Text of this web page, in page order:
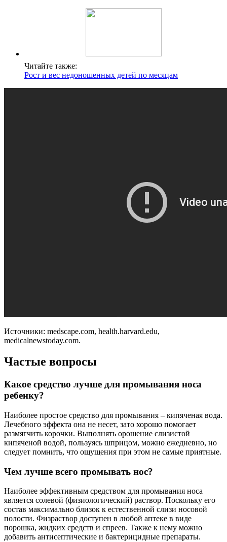
Читайте также:
Рост и вес недоношенных детей по месяцам
Источники: medscape.com, health.harvard.edu,
medicalnewstoday.com.
Частые вопросы
Какое средство лучше для промывания носа
ребенку?
Наиболее простое средство для промывания – кипяченая вода.
Лечебного эффекта она не несет, зато хорошо помогает
размягчить корочки. Выполнять орошение слизистой
кипяченой водой, пользуясь шприцом, можно ежедневно, но
следует помнить, что ощущения при этом не самые приятные.
Чем лучше всего промывать нос?
Наиболее эффективным средством для промывания носа
является солевой (физиологический) раствор. Поскольку его
состав максимально близок к естественной слизи носовой
полости. Физраствор доступен в любой аптеке в виде
порошка, жидких средств и спреев. Также к нему можно
добавить антисептические и бактерицидные препараты.